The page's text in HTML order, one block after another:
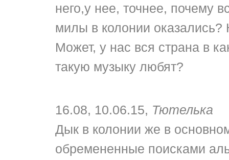
него,у нее, точнее, почему
милы в колонии
Может, у нас вся страна в
такую музыку любят?
16.08, 10.06.15, Тютелька
Дык в колонии же в
обремененные поисками